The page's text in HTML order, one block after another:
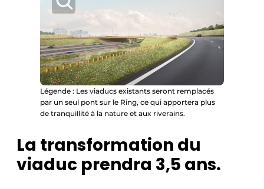
Légende : Les viaducs existants seront remplacés
par un seul pont sur le Ring, ce qui apportera plus
de tranquillité à la nature et aux riverains.
La transformation du
viaduc prendra 3,5 ans.